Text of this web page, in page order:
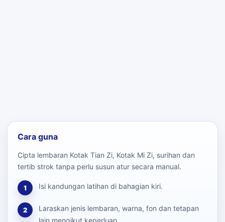
Cara guna
Cipta lembaran Kotak Tian Zi, Kotak Mi Zi, surihan dan
tertib strok tanpa perlu susun atur secara manual.
1 Isi kandungan latihan di bahagian kiri.
2
Laraskan jenis lembaran, warna, fon dan tetapan
lain mengikut keperluan.